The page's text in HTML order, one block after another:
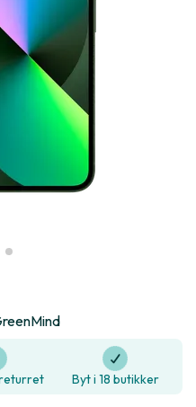
Byt i 18 butikker